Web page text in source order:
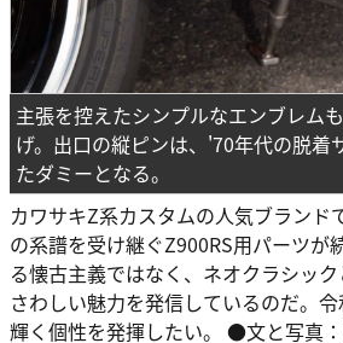
主張を控えたシンプルなエンブレム
げ。出口の縦ピンは、'70年代の脱着
たダミーとなる。
カワサキZ系カスタムの人気ブランド
の系譜を受け継ぐZ900RS用パーツが
る懐古主義ではなく、ネオクラシッ
さわしい魅力を発信しているのだ。令
輝く個性を発揮したい。 ●文と写真